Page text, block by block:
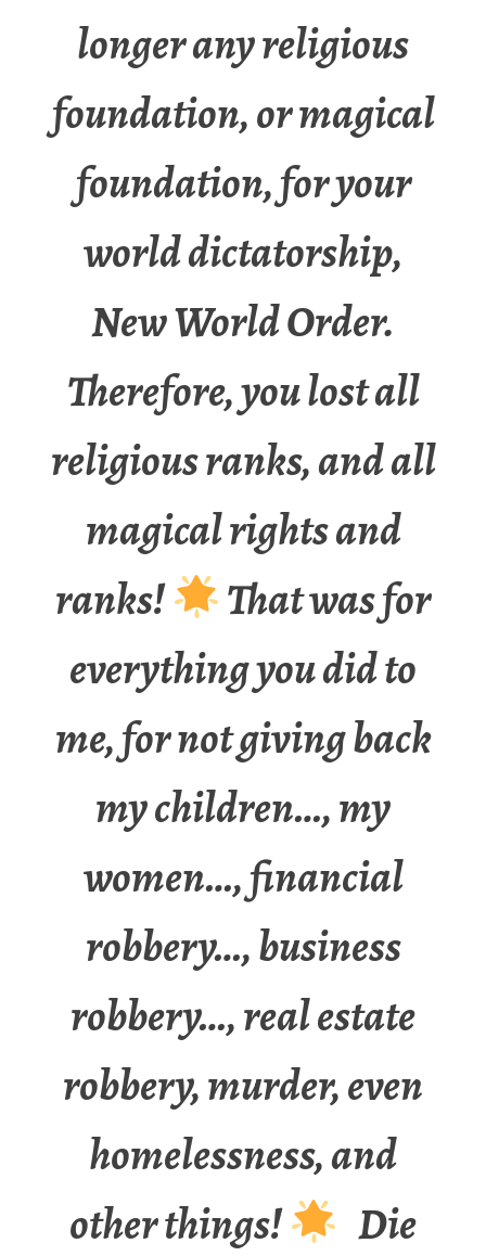
longer any religious
foundation, or magical
foundation, for your
world dictatorship,
New World Order.
Therefore, you lost all
religious ranks, and all
magical rights and
ranks!
That was for
everything you did to
me, for not giving back
my children…, my
women…, financial
robbery…, business
robbery…, real estate
robbery, murder, even
homelessness, and
other things!
Die